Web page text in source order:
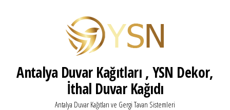
Antalya Duvar Kağıtları , YSN Dekor,
İthal Duvar Kağıdı
Antalya Duvar Kağıtları ve Gergi Tavan Sistemleri